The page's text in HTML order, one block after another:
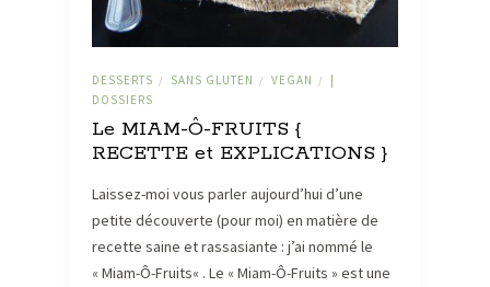
DESSERTS / SANS GLUTEN / VEGAN /
DOSSIERS
Le MIAM-Ô-FRUITS {
RECETTE et EXPLICATIONS }
Laissez-moi vous parler aujourd’hui d’une
petite découverte (pour moi) en matière de
recette saine et rassasiante : j’ai nommé le
« Miam-Ô-Fruits« . Le « Miam-Ô-Fruits » est une